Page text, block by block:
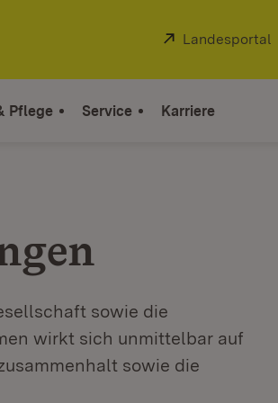
Extern:
Landesportal
Pflege Service Karriere
sowie die
wirkt sich unmittelbar auf
sowie die